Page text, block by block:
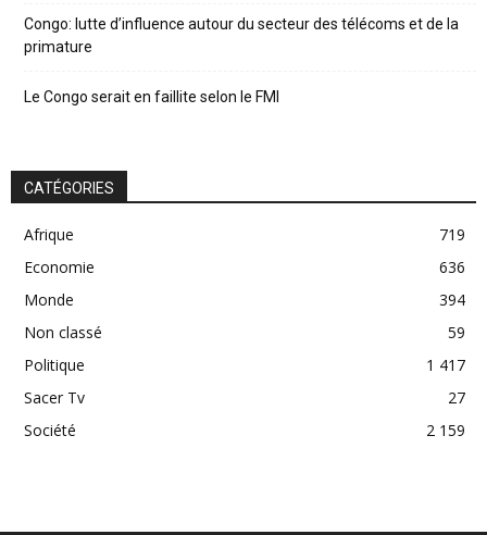
Congo: lutte d’influence autour du secteur des télécoms et de la
primature
Le Congo serait en faillite selon le FMI
CATÉGORIES
Afrique
719
Economie
636
Monde
394
Non classé
59
Politique
1 417
Sacer Tv
27
Société
2 159